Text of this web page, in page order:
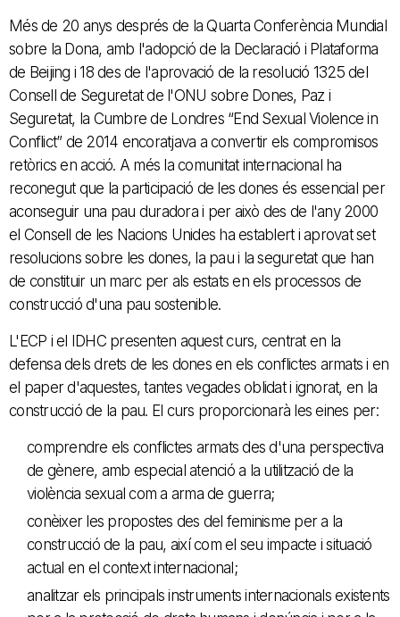
Més de 20 anys després de la Quarta Conferència Mundial
sobre la Dona, amb l'adopció de la Declaració i Plataforma
de Beijing i 18 des de l'aprovació de la resolució 1325 del
Consell de Seguretat de l'ONU sobre Dones, Paz i
Seguretat, la Cumbre de Londres “End Sexual Violence in
Conflict” de 2014 encoratjava a convertir els compromisos
retòrics en acció. A més la comunitat internacional ha
reconegut que la participació de les dones és essencial per
aconseguir una pau duradora i per això des de l'any 2000
el Consell de les Nacions Unides ha establert i aprovat set
resolucions sobre les dones, la pau i la seguretat que han
de constituir un marc per als estats en els processos de
construcció d'una pau sostenible.
L'ECP i el IDHC presenten aquest curs, centrat en la
defensa dels drets de les dones en els conflictes armats i en
el paper d'aquestes, tantes vegades oblidat i ignorat, en la
construcció de la pau. El curs proporcionarà les eines per:
comprendre els conflictes armats des d'una perspectiva
de gènere, amb especial atenció a la utilització de la
violència sexual com a arma de guerra;
conèixer les propostes des del feminisme per a la
construcció de la pau, així com el seu impacte i situació
actual en el context internacional;
analitzar els principals instruments internacionals existents